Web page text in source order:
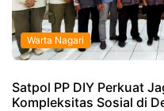
Warta Nagari
Satpol PP DIY Perkuat
Kompleksitas Sosial di